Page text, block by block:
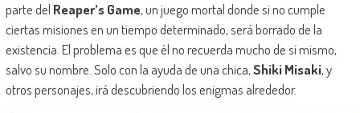
parte del Reaper’s Game, un juego mortal donde si no cumple
ciertas misiones en un tiempo determinado, será borrado de la
existencia. El problema es que él no recuerda mucho de sí mismo,
salvo su nombre. Solo con la ayuda de una chica,Shiki Misaki, y
otros personajes, irá descubriendo los enigmas alrededor.